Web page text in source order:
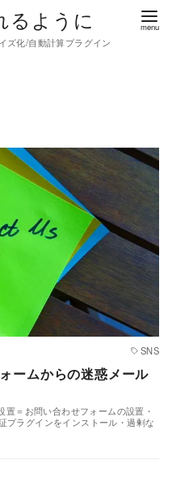
るように
ズ化/自動計算プラグイン
SNS
ームからの迷惑メール
置＝お問い合わせフォームの設置・
プラグインをインストール・過剰な